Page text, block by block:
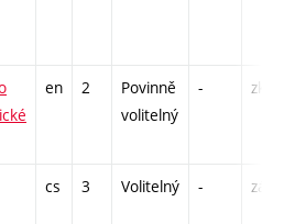
en 2
Povinně
volitelný
- zk
cs 3 Volitelný - zá